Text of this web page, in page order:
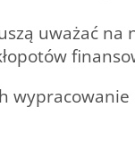
uważać